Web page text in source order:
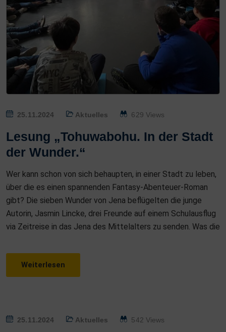
P
S
T
D
O
N
25.11.2024 Aktuelles 629 Views
Lesung „Tohuwabohu. In der Stadt
der Wunder.“
Wer kann schon von sich behaupten, in einer Stadt zu leben,
über die es einen spannenden Fantasy-Abenteuer-Roman
gibt? Die sieben Wunder von Jena beflügelten die junge
Autorin, Jasmin Lincke, drei Freunde auf einem Schulausflug
via Zeitreise in das Jena des Mittelalters zu senden. Was die
Weiterlesen
P25.11.2024 Aktuelles 542 Views